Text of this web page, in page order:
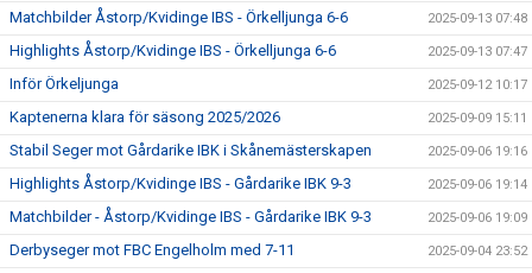
Matchbilder Åstorp/Kvidinge IBS - Örkelljunga 6-6 2025-09-13 07:48
Highlights Åstorp/Kvidinge IBS - Örkelljunga 6-6 2025-09-13 07:47
Inför Örkeljunga 2025-09-12 10:17
Kaptenerna klara för säsong 2025/2026 2025-09-09 15:11
Stabil Seger mot Gårdarike IBK i Skånemästerskapen 2025-09-06 19:16
Highlights Åstorp/Kvidinge IBS - Gårdarike IBK 9-3 2025-09-06 19:14
Matchbilder - Åstorp/Kvidinge IBS - Gårdarike IBK 9-3 2025-09-06 19:09
Derbyseger mot FBC Engelholm med 7-11 2025-09-04 23:52